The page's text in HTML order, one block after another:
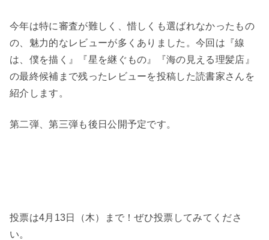
今年は特に審査が難しく、惜しくも選ばれなかったもの
の、魅力的なレビューが多くありました。今回は『線
は、僕を描く』『星を継ぐもの』『海の見える理髪店』
の最終候補まで残ったレビューを投稿した読書家さんを
紹介します。
第二弾、第三弾も後日公開予定です。
投票は4月13日（木）まで！ぜひ投票してみてくださ
い。